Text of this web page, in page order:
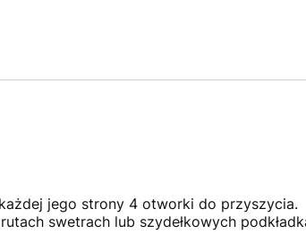
jego strony 4 otworki do przyszycia.
swetrach lub szydełkowych